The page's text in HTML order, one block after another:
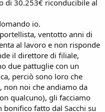
di 30.253€ riconducibile al
io.
ventotto anni di
al lavoro e non risponde
il direttore di filiale,
due pattuglie con un
perciò sono loro che
non noi che andiamo da
qualcuno), gli facciamo
bonifico fatto dal Sacchi su